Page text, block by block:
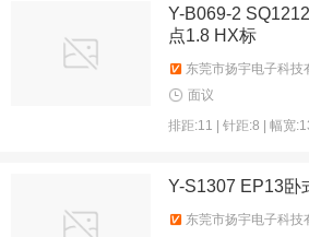
Y-B069-2
点1.8 HX标
东莞市扬宇电子科技
面议
排距:11 | 针距:8 | 幅宽
Y-S1307 EP13卧
东莞市扬宇电子科技